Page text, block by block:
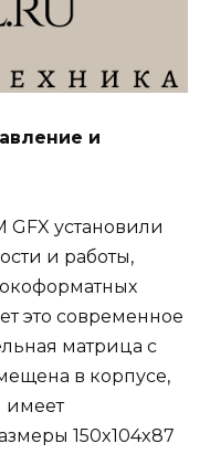
и
установили
и работы,
это современное
матрица с
в корпусе,
имеет
150x104x87